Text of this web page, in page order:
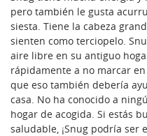
pero también le gusta
siesta. Tiene la cabeza
sienten como terciopelo.
aire libre en su antiguo
rápidamente a no marcar
que eso también debería
casa. No ha conocido a
hogar de acogida. Si estás
saludable, ¡Snug podría ser